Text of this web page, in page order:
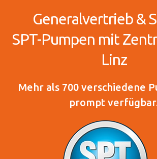
Generalvertrieb &
SPT-Pumpen mit
Linz
Mehr als 700 verschiedene
prompt